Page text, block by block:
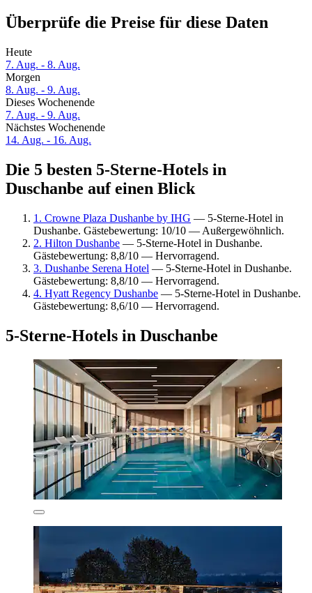
Überprüfe die Preise für diese Daten
Heute
7. Aug. - 8. Aug.
Morgen
8. Aug. - 9. Aug.
Dieses Wochenende
7. Aug. - 9. Aug.
Nächstes Wochenende
14. Aug. - 16. Aug.
Die 5 besten 5-Sterne-Hotels in
Duschanbe auf einen Blick
1. Crowne Plaza Dushanbe by IHG — 5-Sterne-Hotel in
Dushanbe. Gästebewertung: 10/10 — Außergewöhnlich.
2. Hilton Dushanbe — 5-Sterne-Hotel in Dushanbe.
Gästebewertung: 8,8/10 — Hervorragend.
3. Dushanbe Serena Hotel — 5-Sterne-Hotel in Dushanbe.
Gästebewertung: 8,8/10 — Hervorragend.
4. Hyatt Regency Dushanbe — 5-Sterne-Hotel in Dushanbe.
Gästebewertung: 8,6/10 — Hervorragend.
5-Sterne-Hotels in Duschanbe